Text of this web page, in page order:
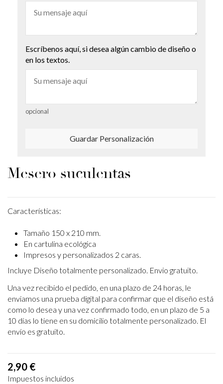
Escríbenos aquí, si desea algún cambio de diseño o
en los textos.
opcional
Guardar Personalización
Mesero suculentas
Características:
Tamaño 150 x 210 mm.
En cartulina ecológica
Impresos y personalizados 2 caras.
Incluye Diseño totalmente personalizado. Envio gratuito.
Una vez recibido el pedido, en una plazo de 24 horas, le
enviamos una prueba digital para confirmar que el diseño está
como lo desea y una vez confirmado todo, en un plazo de 5 a
10 días lo tiene en su domicilio totalmente personalizado. El
envío es gratuito.
2,90 €
Impuestos incluidos